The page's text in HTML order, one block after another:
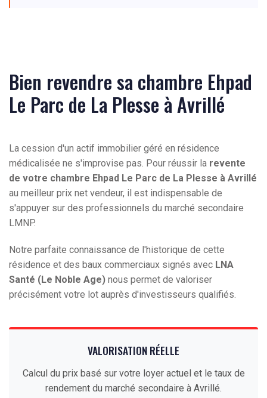
Bien revendre sa chambre Ehpad
Le Parc de La Plesse à Avrillé
La cession d'un actif immobilier géré en résidence
médicalisée ne s'improvise pas. Pour réussir la revente
de votre chambre Ehpad Le Parc de La Plesse à Avrillé
au meilleur prix net vendeur, il est indispensable de
s'appuyer sur des professionnels du marché secondaire
LMNP.
Notre parfaite connaissance de l'historique de cette
résidence et des baux commerciaux signés avec LNA
Santé (Le Noble Age) nous permet de valoriser
précisément votre lot auprès d'investisseurs qualifiés.
VALORISATION RÉELLE
Calcul du prix basé sur votre loyer actuel et le taux de
rendement du marché secondaire à Avrillé.